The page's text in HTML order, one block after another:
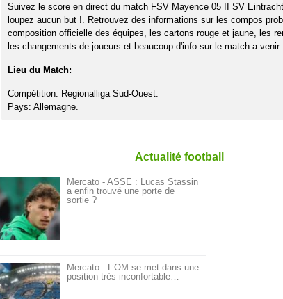
Suivez le score en direct du match FSV Mayence 05 II SV
loupez aucun but !. Retrouvez des informations sur les compos
composition officielle des équipes, les cartons rouge et jaune, les
les changements de joueurs et beaucoup d'info sur le match a venir.
Lieu du Match:
Compétition: Regionalliga Sud-Ouest.
Pays: Allemagne.
Actualité football
Mercato - ASSE : Lucas Stassin
a enfin trouvé une porte de
sortie ?
Mercato : L’OM se met dans une
position très inconfortable…